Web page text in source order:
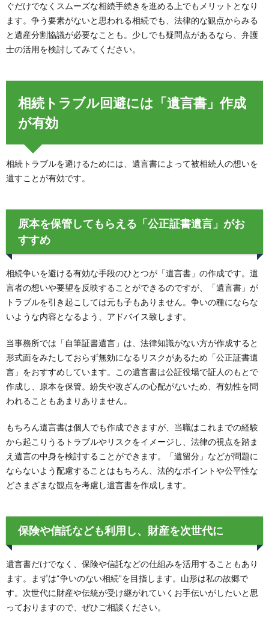
ぐだけでなくスムーズな相続手続きを進める上でもメリットとなり
ます。争う要素がないと思われる相続でも、法律的な観点からみる
と遺産分割協議が必要なことも。少しでも疑問点があるなら、弁護
士の活用を検討してみてください。
相続トラブル回避には「遺言書」作成
が有効
相続トラブルを避けるためには、遺言書によって被相続人の想いを
遺すことが有効です。
原本を保管してもらえる「公正証書遺言」がお
すすめ
相続争いを避ける有効な手段のひとつが「遺言書」の作成です。遺
言者の想いや要望を反映することができるのですが、「遺言書」が
トラブルを引き起こしては元も子もありません。争いの種にならな
いような内容となるよう、アドバイス致します。
当事務所では「自筆証書遺言」は、法律知識がない方が作成すると
形式面をみたしておらず無効になるリスクがあるため「公正証書遺
言」をおすすめしています。この遺言書は公証役場で証人のもとで
作成し、原本を保管。紛失や改ざんの心配がないため、有効性を問
われることもあまりありません。
もちろん遺言書は個人でも作成できますが、当職はこれまでの経験
から起こりうるトラブルやリスクをイメージし、法律の視点を踏ま
え遺言の中身を検討することができます。「遺留分」などが問題に
ならないよう配慮することはもちろん、法的なポイントや公平性な
どさまざまな観点を考慮し遺言書を作成します。
保険や信託なども利用し、財産を次世代に
遺言書だけでなく、保険や信託などの仕組みを活用することもあり
ます。まずは“争いのない相続”を目指します。山形は私の故郷で
す。次世代に財産や伝統が受け継がれていくお手伝いがしたいと思
っておりますので、ぜひご相談ください。